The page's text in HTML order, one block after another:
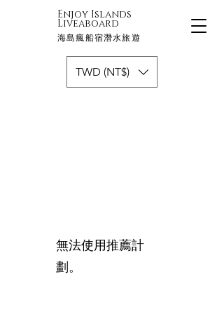
Enjoy Islands
Liveaboard
海島瘋船宿潛水旅遊
TWD (NT$)
無法使用推薦計
劃。